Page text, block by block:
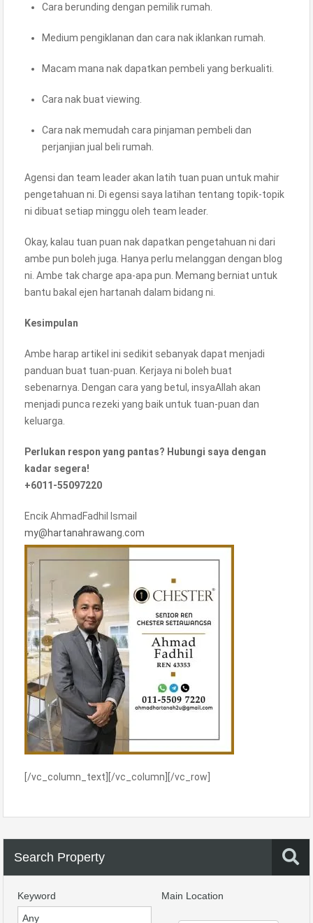
Cara berunding dengan pemilik rumah.
Medium pengiklanan dan cara nak iklankan rumah.
Macam mana nak dapatkan pembeli yang berkualiti.
Cara nak buat viewing.
Cara nak memudah cara pinjaman pembeli dan
perjanjian jual beli rumah.
Agensi dan team leader akan latih tuan puan untuk mahir
pengetahuan ni. Di egensi saya latihan tentang topik-topik
ni dibuat setiap minggu oleh team leader.
Okay, kalau tuan puan nak dapatkan pengetahuan ni dari
ambe pun boleh juga. Hanya perlu melanggan dengan blog
ni. Ambe tak charge apa-apa pun. Memang berniat untuk
bantu bakal ejen hartanah dalam bidang ni.
Kesimpulan
Ambe harap artikel ini sedikit sebanyak dapat menjadi
panduan buat tuan-puan. Kerjaya ni boleh buat
sebenarnya. Dengan cara yang betul, insyaAllah akan
menjadi punca rezeki yang baik untuk tuan-puan dan
keluarga.
Perlukan respon yang pantas? Hubungi saya dengan
kadar segera!
+6011-55097220
Encik AhmadFadhil Ismail
my@hartanahrawang.com
[/vc_column_text][/vc_column][/vc_row]
Search Property
Keyword Main Location